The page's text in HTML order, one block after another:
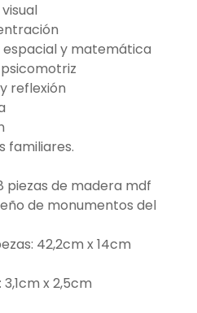
espacial y matemática
reflexión
familiares.
piezas de madera mdf
de monumentos del
42,2cm x 14cm
x 2,5cm